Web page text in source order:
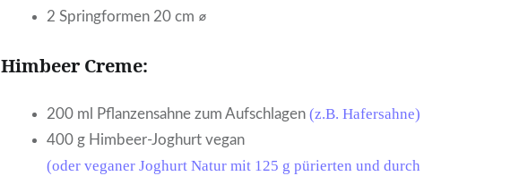
2 Springformen 20 cm ⌀
Himbeer Creme:
200 ml Pflanzensahne zum Aufschlagen(z.B. Hafersahne)
400 g Himbeer-Joghurt vegan
(oder veganer Joghurt Natur mit 125 g pürierten und durch